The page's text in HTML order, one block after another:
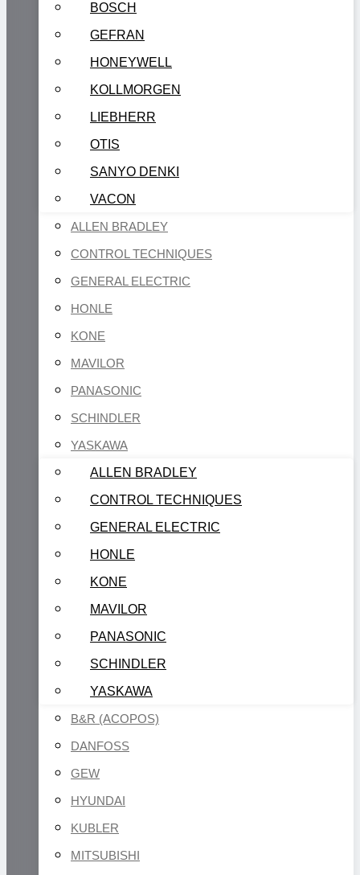
BOSCH
GEFRAN
HONEYWELL
KOLLMORGEN
LIEBHERR
OTIS
SANYO DENKI
VACON
ALLEN BRADLEY
CONTROL TECHNIQUES
GENERAL ELECTRIC
HONLE
KONE
MAVILOR
PANASONIC
SCHINDLER
YASKAWA
ALLEN BRADLEY
CONTROL TECHNIQUES
GENERAL ELECTRIC
HONLE
KONE
MAVILOR
PANASONIC
SCHINDLER
YASKAWA
B&R (ACOPOS)
DANFOSS
GEW
HYUNDAI
KUBLER
MITSUBISHI